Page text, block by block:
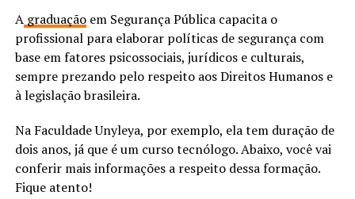
A graduaçãoem Segurança Pública capacita o
profissional para elaborar políticas de segurança com
base em fatores psicossociais, jurídicos e culturais,
sempre prezando pelo respeito aos Direitos Humanos e
à legislação brasileira.
Na Faculdade Unyleya, por exemplo, ela tem duração de
dois anos, já que é um curso tecnólogo. Abaixo, você vai
conferir mais informações a respeito dessa formação.
Fique atento!